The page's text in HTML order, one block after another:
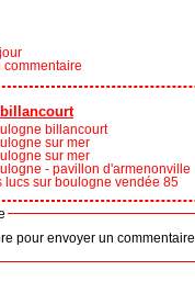
commentaire
billancourt
sur mer
sur mer
- pavillon d'armenonville
lucs sur boulogne vendée 85
pour envoyer un commentaire.